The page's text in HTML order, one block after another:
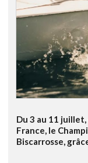
Du 3 au 11
France, le
Biscarrosse,